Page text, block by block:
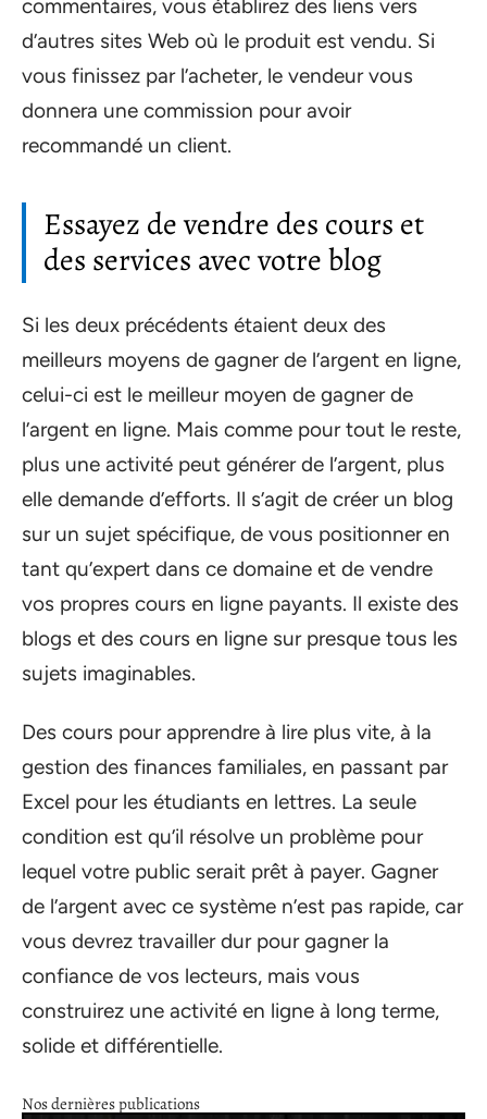
commentaires, vous établirez des liens vers
d’autres sites Web où le produit est vendu. Si
vous finissez par l’acheter, le vendeur vous
donnera une commission pour avoir
recommandé un client.
Essayez de vendre des cours et
des services avec votre blog
Si les deux précédents étaient deux des
meilleurs moyens de gagner de l’argent en ligne,
celui-ci est le meilleur moyen de gagner de
l’argent en ligne. Mais comme pour tout le reste,
plus une activité peut générer de l’argent, plus
elle demande d’efforts. Il s’agit de créer un blog
sur un sujet spécifique, de vous positionner en
tant qu’expert dans ce domaine et de vendre
vos propres cours en ligne payants. Il existe des
blogs et des cours en ligne sur presque tous les
sujets imaginables.
Des cours pour apprendre à lire plus vite, à la
gestion des finances familiales, en passant par
Excel pour les étudiants en lettres. La seule
condition est qu’il résolve un problème pour
lequel votre public serait prêt à payer. Gagner
de l’argent avec ce système n’est pas rapide, car
vous devrez travailler dur pour gagner la
confiance de vos lecteurs, mais vous
construirez une activité en ligne à long terme,
solide et différentielle.
Nos dernières publications